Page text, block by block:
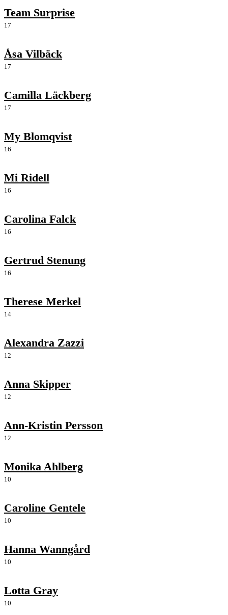
Team Surprise
17
Åsa Vilbäck
17
Camilla Läckberg
17
My Blomqvist
16
Mi Ridell
16
Carolina Falck
16
Gertrud Stenung
16
Therese Merkel
14
Alexandra Zazzi
12
Anna Skipper
12
Ann-Kristin Persson
12
Monika Ahlberg
10
Caroline Gentele
10
Hanna Wanngård
10
Lotta Gray
10